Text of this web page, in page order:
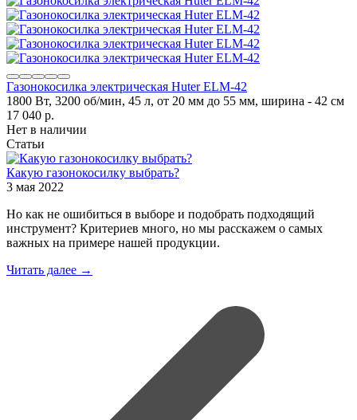
Газонокосилка электрическая Huter ELM-42
1800 Вт, 3200 об/мин, 45 л, от 20 мм до 55 мм, ширина - 42 см
17 040 p.
Нет в наличии
Статьи
Какую газонокосилку выбрать?
3 мая 2022
Но как не ошибиться в выборе и подобрать подходящий
инструмент? Критериев много, но мы расскажем о самых
важных на примере нашей продукции.
Читать далее →